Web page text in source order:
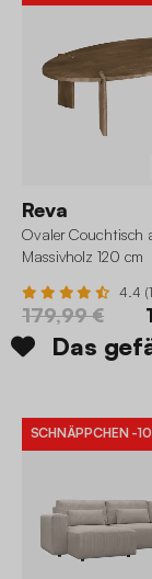
Reva
Ovaler Couchtisch
Massivholz 120 cm
4.4
179,99 €
Das
SCHNÄPPCHEN -